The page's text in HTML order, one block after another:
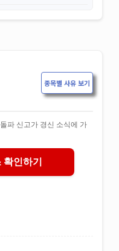
종목별 사유 보기
파 신고가 경신 소식에 가
인하기